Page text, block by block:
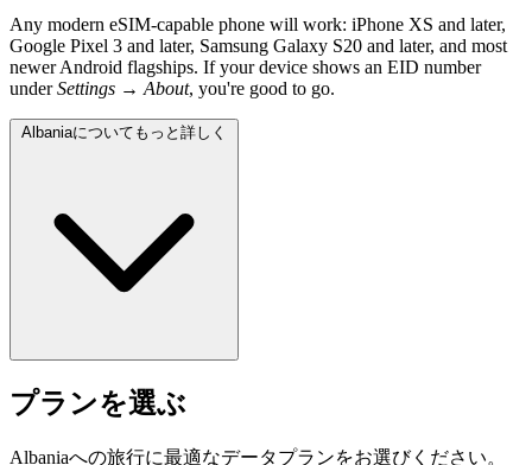
Any modern eSIM-capable phone will work: iPhone XS and later,
Google Pixel 3 and later, Samsung Galaxy S20 and later, and most
newer Android flagships. If your device shows an EID number
underSettings → About, you're good to go.
Albaniaについてもっと詳しく
プランを選ぶ
Albaniaへの旅行に最適なデータプランをお選びください。